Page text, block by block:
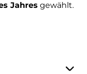
Jahres gewählt.